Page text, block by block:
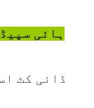
ہائی